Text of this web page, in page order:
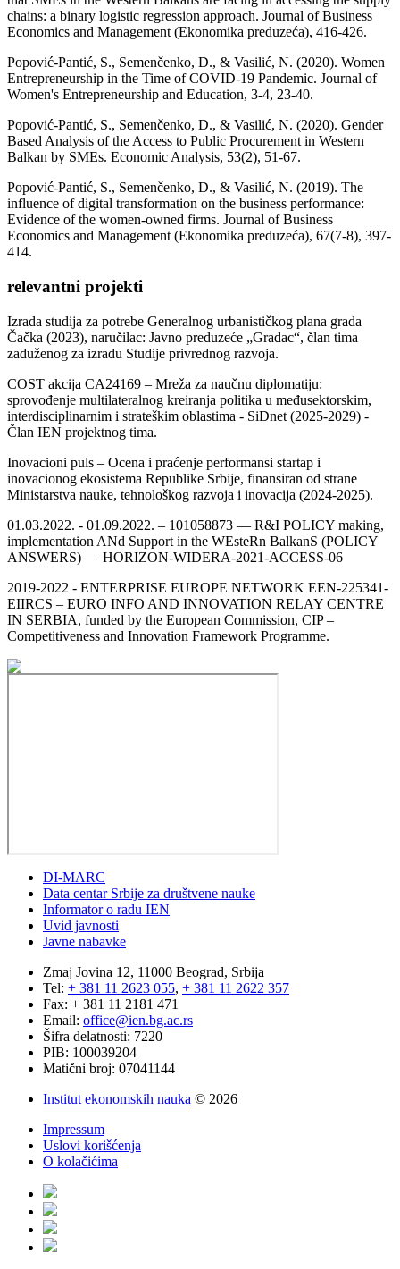
chains: a binary logistic regression approach. Journal of Business
Economics and Management (Ekonomika preduzeća), 416-426.
Popović-Pantić, S., Semenčenko, D., & Vasilić, N. (2020). Women
Entrepreneurship in the Time of COVID-19 Pandemic. Journal of
Women's Entrepreneurship and Education, 3-4, 23-40.
Popović-Pantić, S., Semenčenko, D., & Vasilić, N. (2020). Gender
Based Analysis of the Access to Public Procurement in Western
Balkan by SMEs. Economic Analysis, 53(2), 51-67.
Popović-Pantić, S., Semenčenko, D., & Vasilić, N. (2019). The
influence of digital transformation on the business performance:
Evidence of the women-owned firms. Journal of Business
Economics and Management (Ekonomika preduzeća), 67(7-8), 397-
414.
relevantni projekti
Izrada studija za potrebe Generalnog urbanističkog plana grada
Čačka (2023), naručilac: Javno preduzeće „Gradac“, član tima
zaduženog za izradu Studije privrednog razvoja.
COST akcija CA24169 – Mreža za naučnu diplomatiju:
sprovođenje multilateralnog kreiranja politika u međusektorskim,
interdisciplinarnim i strateškim oblastima - SiDnet (2025-2029) -
Član IEN projektnog tima.
Inovacioni puls – Ocena i praćenje performansi startap i
inovacionog ekosistema Republike Srbije, finansiran od strane
Ministarstva nauke, tehnološkog razvoja i inovacija (2024-2025).
01.03.2022. - 01.09.2022. – 101058873 — R&I POLICY making,
implementation ANd Support in the WEsteRn BalkanS (POLICY
ANSWERS) — HORIZON-WIDERA-2021-ACCESS-06
2019-2022 - ENTERPRISE EUROPE NETWORK EEN-225341-
EIIRCS – EURO INFO AND INNOVATION RELAY CENTRE
IN SERBIА, funded by the European Commission, CIP –
Competitiveness and Innovation Framework Programme.
DI-MARC
Data centar Srbije za društvene nauke
Informator o radu IEN
Uvid javnosti
Javne nabavke
Zmaj Jovina 12, 11000 Beograd, Srbija
Tel: + 381 11 2623 055, + 381 11 2622 357
Fax: + 381 11 2181 471
Email: office@ien.bg.ac.rs
Šifra delatnosti: 7220
PIB: 100039204
Matični broj: 07041144
Institut ekonomskih nauka © 2026
Impressum
Uslovi korišćenja
O kolačićima